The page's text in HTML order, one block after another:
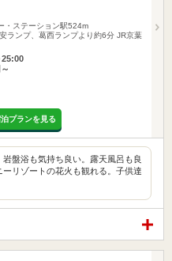
・ステーション駅524m
ランプ、葛西ランプより約6分 JR京葉
25:00
プランを見る
盤浴も気持ち良い。露天風呂も良
リゾートの花火も観れる。子供達